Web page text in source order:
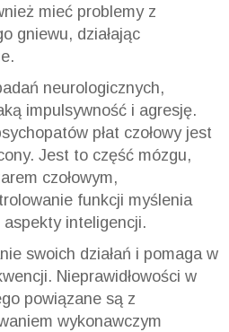
mieć problemy z
gniewu, działając
neurologicznych,
impulsywność i agresję.
płat czołowy jest
Jest to część mózgu,
czołowym,
funkcji myślenia
inteligencji.
swoich działań i pomaga w
Nieprawidłowości w
powiązane są z
wykonawczym